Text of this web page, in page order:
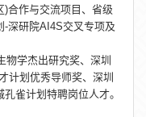
)合作与交流项目、省级
-深研院AI4S交叉专项及
学杰出研究奖、深圳
计划优秀导师奖、深圳
雀计划特聘岗位人才。